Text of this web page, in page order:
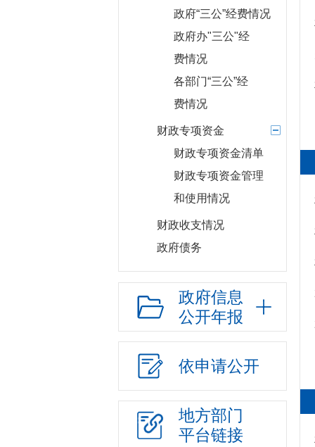
政府“三公”经费情况
政府办"三公"经
费情况
各部门“三公”经
费情况
财政专项资金
财政专项资金清单
财政专项资金管理
和使用情况
财政收支情况
政府债务
部门项目
惠民惠农
财政资金直达基层
应急管理
政府集中采购
“放管服”改革
重大建设项目
政府信息
公开年报
依申请公开
地方部门
平台链接